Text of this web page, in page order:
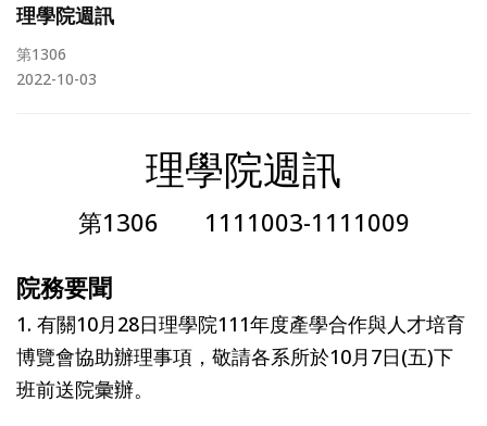
理學院週訊
第1306
2022-10-03
理學院週訊
第1306 1111003-1111009
院務要聞
1. 有關10月28日理學院111年度產學合作與人才培育
博覽會協助辦理事項，敬請各系所於10月7日(五)下
班前送院彙辦。